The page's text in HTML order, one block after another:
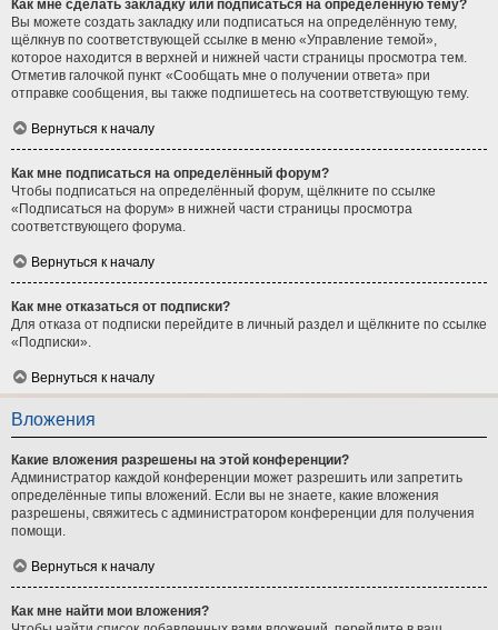
Как мне сделать закладку или подписаться на определённую тему?
Вы можете создать закладку или подписаться на определённую тему,
щёлкнув по соответствующей ссылке в меню «Управление темой»,
которое находится в верхней и нижней части страницы просмотра тем.
Отметив галочкой пункт «Сообщать мне о получении ответа» при
отправке сообщения, вы также подпишетесь на соответствующую тему.
Вернуться к началу
Как мне подписаться на определённый форум?
Чтобы подписаться на определённый форум, щёлкните по ссылке
«Подписаться на форум» в нижней части страницы просмотра
соответствующего форума.
Вернуться к началу
Как мне отказаться от подписки?
Для отказа от подписки перейдите в личный раздел и щёлкните по ссылке
«Подписки».
Вернуться к началу
Вложения
Какие вложения разрешены на этой конференции?
Администратор каждой конференции может разрешить или запретить
определённые типы вложений. Если вы не знаете, какие вложения
разрешены, свяжитесь с администратором конференции для получения
помощи.
Вернуться к началу
Как мне найти мои вложения?